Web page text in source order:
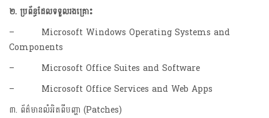
២. ប្រព័ន្ធដែលទទួលរងគ្រោះ
– Microsoft Windows Operating Systems and
Components
– Microsoft Office Suites and Software
– Microsoft Office Services and Web Apps
៣. ព័ត៌មានលំអិតពីបញ្ហា (Patches)